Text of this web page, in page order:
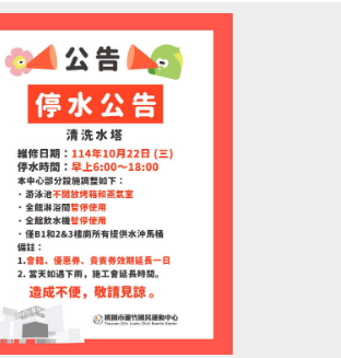
公開）
1樓櫃檯，即可領取
價值$200）】
有限，先來先領！
須本人親自領取，依現場登記順序發
至 11/30止 或 贈完為止。
周年喝采，
線，健康持續上線！